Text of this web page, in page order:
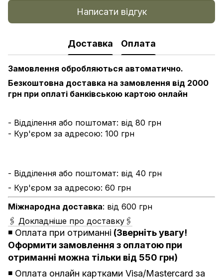
Написати відгук
Доставка Оплата
Замовлення обробляються автоматично.
Безкоштовна доставка на замовлення від 2000
грн при оплаті банківською картою онлайн
- Відділення або поштомат: від 80 грн
- Кур'єром за адресою: 100 грн
- Відділення або поштомат: від 40 грн
- Кур'єром за адресою: 60 грн
Міжнародна доставка: від 600 грн
🖇 Докладніше про доставку🖇
◾️ Оплата при отриманні (Зверніть увагу!
Оформити замовлення з оплатою при
отриманні можна тільки від 550 грн)
◾️ Оплата онлайн картками Visa/Mastercard за